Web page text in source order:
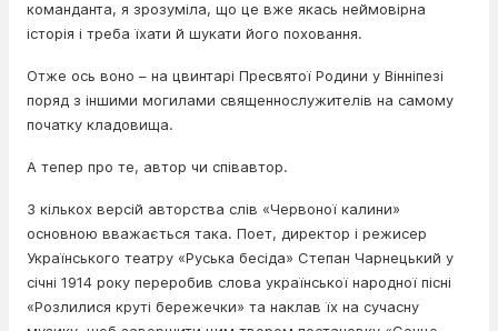
команданта, я зрозуміла, що це вже якась неймовірна
історія і треба їхати й шукати його поховання.
Отже ось воно – на цвинтарі Пресвятої Родини у Вінніпезі
поряд з іншими могилами священнослужителів на самому
початку кладовища.
А тепер про те, автор чи співавтор.
З кількох версій авторства слів «Червоної калини»
основною вважається така. Поет, директор і режисер
Українського театру «Руська бесіда» Степан Чарнецький у
січні 1914 року переробив слова української народної пісні
«Розлилися круті бережечки» та наклав їх на сучасну